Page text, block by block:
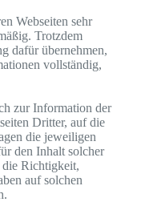
Webseiten sehr
Trotzdem
dafür übernehmen,
vollständig,
zur Information der
Dritter, auf die
die jeweiligen
den Inhalt solcher
Richtigkeit,
auf solchen